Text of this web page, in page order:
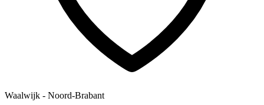
Waalwijk - Noord-Brabant